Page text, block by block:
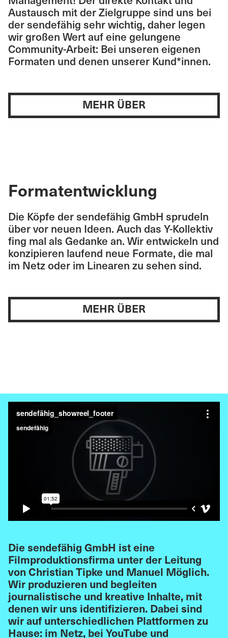
Austausch mit der Zielgruppe sind uns bei
der sendefähig sehr wichtig, daher legen
wir großen Wert auf eine gelungene
Community-Arbeit: Bei unseren eigenen
Formaten und denen unserer Kund*innen.
MEHR ÜBER
Formatentwicklung
Die Köpfe der sendefähig GmbH sprudeln
über vor neuen Ideen. Auch das Y-Kollektiv
fing mal als Gedanke an. Wir entwickeln und
konzipieren laufend neue Formate, die mal
im Netz oder im Linearen zu sehen sind.
MEHR ÜBER
Die sendefähig GmbH ist eine
Filmproduktionsfirma unter der Leitung
von Christian Tipke und Manuel Möglich.
Wir produzieren und begleiten
journalistische und kreative Inhalte, mit
denen wir uns identifizieren. Dabei sind
wir auf unterschiedlichen Plattformen zu
Hause: im Netz, bei YouTube und